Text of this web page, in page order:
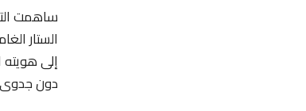
ساهمت
الستار
إلى
دون